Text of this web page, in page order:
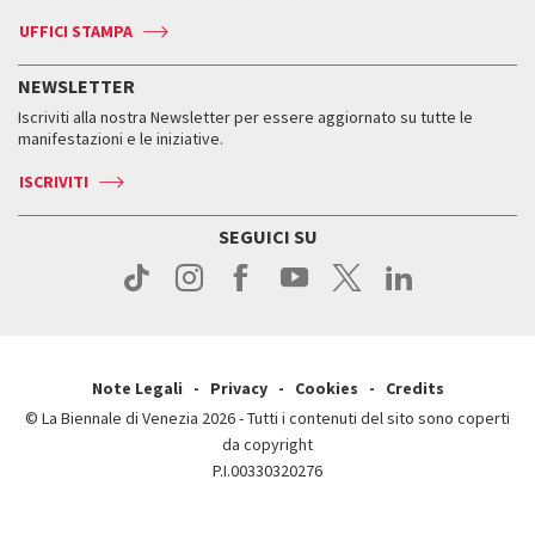
Press
Accrediti
Come raggiungerci
Accrediti
Come raggiungerci
Contatti
Press
Press
Edizioni passate
Orari e sedi
Biglietti
Servizi al pubblico
Come raggiungerci
Contatti
ASAC DATI
Storia
Orari e sedi
UFFICI STAMPA
NEWSLETTER
Iscriviti alla nostra Newsletter per essere aggiornato su tutte le
manifestazioni e le iniziative.
ISCRIVITI
SEGUICI SU
Note Legali Privacy Cookies
Credits
© La Biennale di Venezia 2026 - Tutti i contenuti del sito sono coperti
da copyright
P.I.00330320276